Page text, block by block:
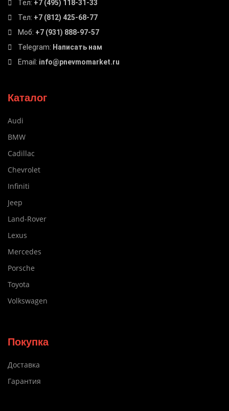
Тел: +7 (495) 118-31-33
Тел: +7 (812) 425-68-77
Моб: +7 (931) 888-97-57
Telegram: Написать нам
Email: info@pnevmomarket.ru
Каталог
Audi
BMW
Cadillac
Chevrolet
Infiniti
Jeep
Land-Rover
Lexus
Mercedes
Porsche
Toyota
Volkswagen
Покупка
Доставка
Гарантия